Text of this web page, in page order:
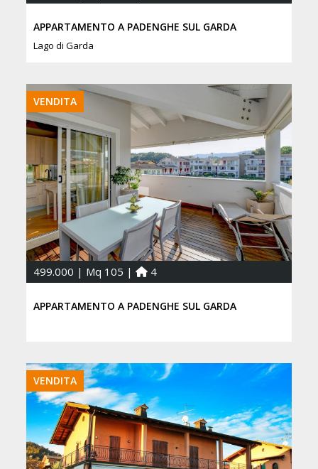
APPARTAMENTO A PADENGHE SUL GARDA
Lago di Garda
VENDITA
499.000 | Mq 105 | 4
APPARTAMENTO A PADENGHE SUL GARDA
VENDITA